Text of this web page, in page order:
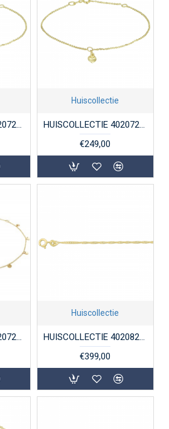
HUISCOLLECTIE 4020721 GOUDEN ENKELBANDJE STER
Huiscollectie
HUISCOLLECTIE 4020723 GOUDEN ENKELBANDJE HART
€249,00
HUISCOLLECTIE 4020724 GOUDEN ENKELBANDJE ANKERSCHAKEL MET RONDJES
Huiscollectie
HUISCOLLECTIE 4020829 GOUDEN ENKELBANDJE SINGAPORESCHAKEL MET BALLETJE
€399,00